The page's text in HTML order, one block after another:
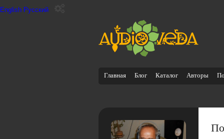
English Русский
Главная Блог Каталог Авторы